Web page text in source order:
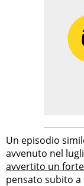
Un episodio
avvenuto nel
avvertito un
pensato subito